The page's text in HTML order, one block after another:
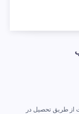
از طریق تحصیل در